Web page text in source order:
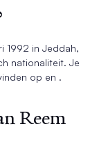
1992 in Jeddah,
nationaliteit. Je
op en .
Reem